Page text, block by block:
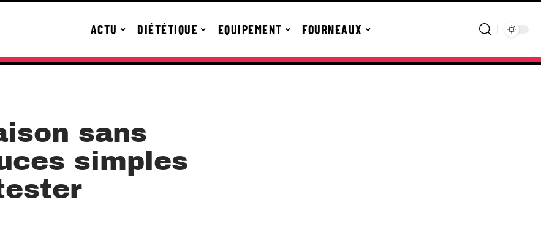
ACTU DIÉTÉTIQUE EQUIPEMENT FOURNEAUX
sans
simples